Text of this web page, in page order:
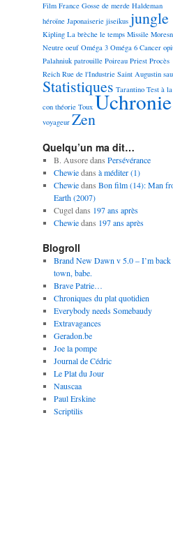
Film France Gosse de merde Haldeman
héroïne Japonaiserie jiseikus jungle
Kipling La brèche le temps Missile
Neutre oeuf Oméga 3 Oméga 6 Cancer
Palahniuk patrouille Poireau Priest Procès
Reich Rue de l'Industrie Saint Augustin
Statistiques Tarantino Test à la
con théorie Toux Uchronie
voyageur Zen
Quelqu’un ma dit…
B. Ausoredans Persévérance
Chewiedans à méditer (1)
Chewiedans Bon film (14): Man
Earth (2007)
Cugeldans 197 ans après
Chewiedans 197 ans après
Blogroll
Brand New Dawn v 5.0 – I’m back
town, babe.
Brave Patrie…
Chroniques du plat quotidien
Everybody needs Somebaudy
Extravagances
Geradon.be
Joe la pompe
Journal de Cédric
Le Plat du Jour
Nauscaa
Paul Erskine
Scriptilis